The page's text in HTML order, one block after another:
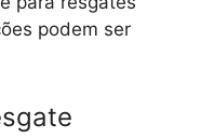
podem ser